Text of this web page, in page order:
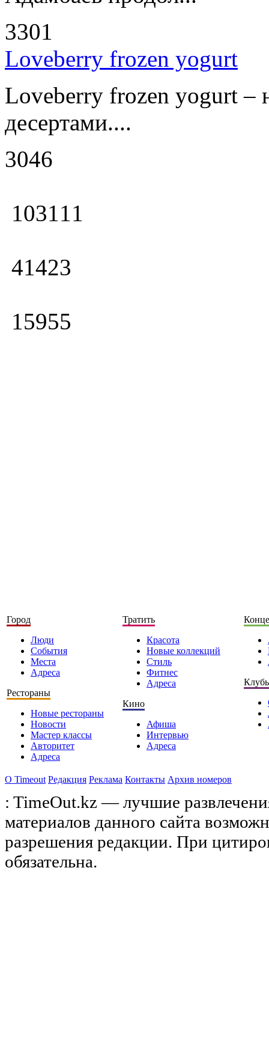
3301
Loveberry frozen yogurt
Loveberry frozen yogurt –
десертами....
3046
103111
41423
15955
Город
Люди
События
Места
Адреса
Рестораны
Новые рестораны
Новости
Мастер классы
Авторитет
Адреса
Тратить
Красота
Новые коллекций
Стиль
Фитнес
Адреса
Кино
Афиша
Интервью
Адреса
О Timeоut Редакция Реклама Контакты Архив номеров
: TimeOut.kz — лучшие
материалов данного сайта
разрешения редакции. При
обязательна.